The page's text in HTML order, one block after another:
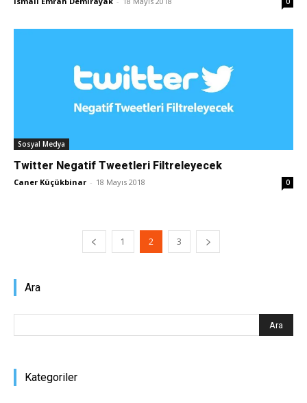
Sosyal Medya
Twitter Negatif Tweetleri Filtreleyecek
Caner Küçükbinar - 18 Mayıs 2018 0
1 2 3
Ara
Kategoriler